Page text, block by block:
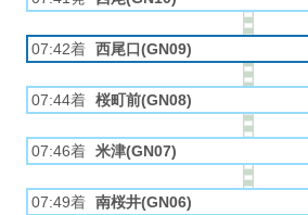
07:42着 西尾口(GN09)
07:44着 桜町前(GN08)
07:46着 米津(GN07)
07:49着 南桜井(GN06)